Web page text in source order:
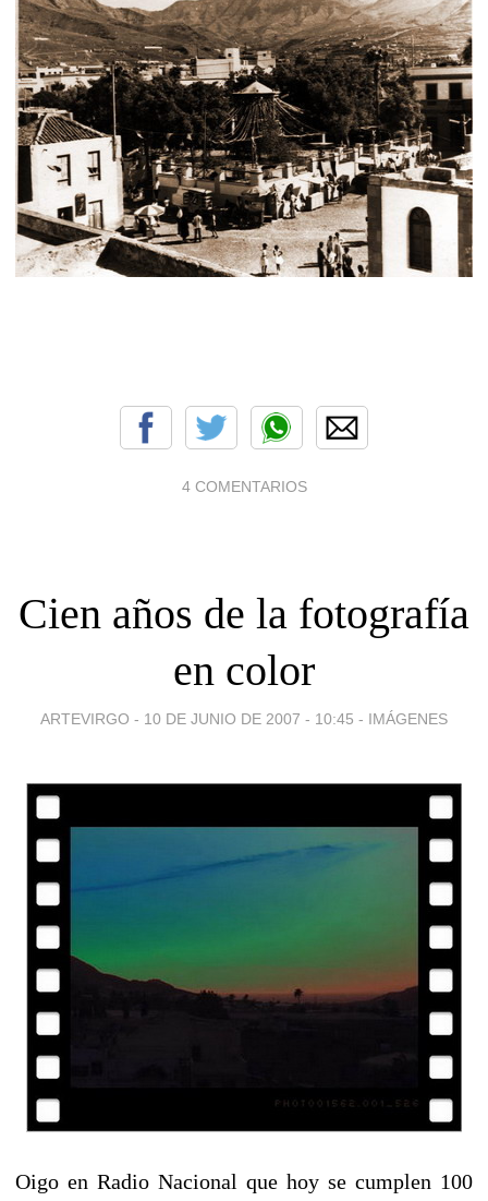
4 COMENTARIOS
Cien años de la fotografía
en color
ARTEVIRGO - 10 DE JUNIO DE 2007 - 10:45 - IMÁGENES
Oigo en Radio Nacional que hoy se cumplen 100